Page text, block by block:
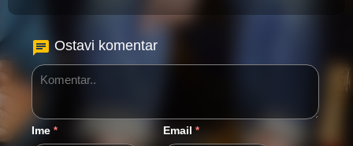
Ostavi komentar
Ime * Email *